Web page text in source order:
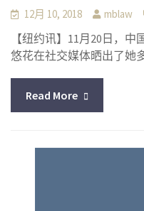
12月 10, 2018 mblaw
【纽约讯】11月20日，
悠花在社交媒体晒出了她
Read More